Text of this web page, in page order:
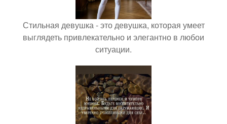
Стильная девушка - это девушка, которая умеет
выглядеть привлекательно и элегантно в любои
ситуации.